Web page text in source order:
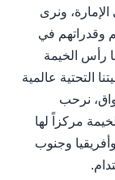
ونرى
وقدراتهم في
رأس الخيمة
التحتية عالمية
نرحب
مركزاً لها
وجنوب